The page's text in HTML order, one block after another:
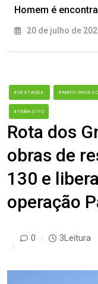
Homem é
20 de julho de
#DESTAQUE #MATO GROSSO
#TRÂNSITO
Rota dos
obras de
130 e
operação
0 3Leitura